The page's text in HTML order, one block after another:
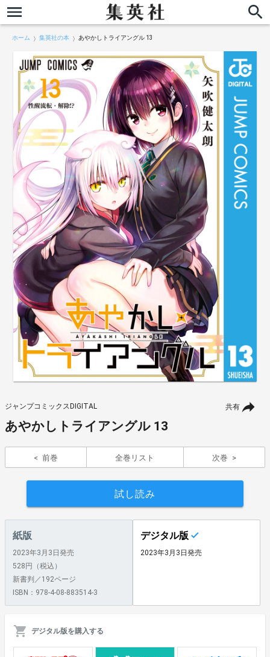
ホーム 集英社の本 あやかしトライアングル 13
共有
ジャンプコミックスDIGITAL
あやかしトライアングル 13
前巻 全巻リスト 次巻
試し読み
紙版
2023年3月3日発売
528円（税込）
新書判／192ページ
ISBN：978-4-08-883514-3
デジタル版
2023年3月3日発売
デジタル版を購入する